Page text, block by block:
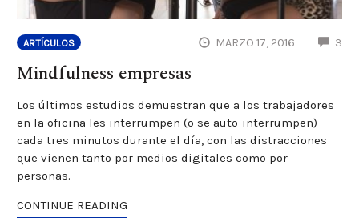
ARTÍCULOS MARZO 17, 2016 3
Mindfulness empresas
Los últimos estudios demuestran que a los trabajadores
en la oficina les interrumpen (o se auto-interrumpen)
cada tres minutos durante el día, con las distracciones
que vienen tanto por medios digitales como por
personas.
CONTINUE READING